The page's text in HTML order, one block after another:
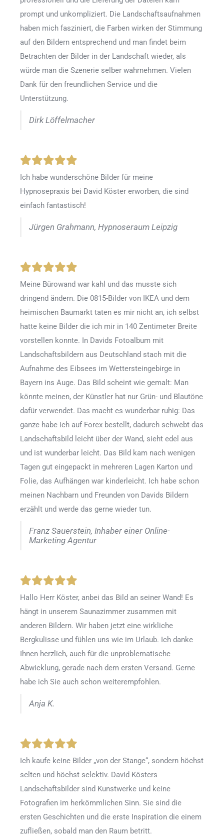
prompt und unkompliziert. Die Landschaftsaufnahmen
haben mich fasziniert, die Farben wirken der Stimmung
auf den Bildern entsprechend und man findet beim
Betrachten der Bilder in der Landschaft wieder, als
würde man die Szenerie selber wahrnehmen. Vielen
Dank für den freundlichen Service und die
Unterstützung.
Dirk Löffelmacher
Ich habe wunderschöne Bilder für meine
Hypnosepraxis bei David Köster erworben, die sind
einfach fantastisch!
Jürgen Grahmann, Hypnoseraum Leipzig
Meine Bürowand war kahl und das musste sich
dringend ändern. Die 0815-Bilder von IKEA und dem
heimischen Baumarkt taten es mir nicht an, ich selbst
hatte keine Bilder die ich mir in 140 Zentimeter Breite
vorstellen konnte. In Davids Fotoalbum mit
Landschaftsbildern aus Deutschland stach mit die
Aufnahme des Eibsees im Wettersteingebirge in
Bayern ins Auge. Das Bild scheint wie gemalt: Man
könnte meinen, der Künstler hat nur Grün- und Blautöne
dafür verwendet. Das macht es wunderbar ruhig: Das
ganze habe ich auf Forex bestellt, dadurch schwebt das
Landschaftsbild leicht über der Wand, sieht edel aus
und ist wunderbar leicht. Das Bild kam nach wenigen
Tagen gut eingepackt in mehreren Lagen Karton und
Folie, das Aufhängen war kinderleicht. Ich habe schon
meinen Nachbarn und Freunden von Davids Bildern
erzählt und werde das gerne wieder tun.
Franz Sauerstein, Inhaber einer Online-
Marketing Agentur
Hallo Herr Köster, anbei das Bild an seiner Wand! Es
hängt in unserem Saunazimmer zusammen mit
anderen Bildern. Wir haben jetzt eine wirkliche
Bergkulisse und fühlen uns wie im Urlaub. Ich danke
Ihnen herzlich, auch für die unproblematische
Abwicklung, gerade nach dem ersten Versand. Gerne
habe ich Sie auch schon weiterempfohlen.
Anja K.
Ich kaufe keine Bilder „von der Stange“, sondern höchst
selten und höchst selektiv. David Kösters
Landschaftsbilder sind Kunstwerke und keine
Fotografien im herkömmlichen Sinn. Sie sind die
ersten Geschichten und die erste Inspiration die einem
zufließen, sobald man den Raum betritt.